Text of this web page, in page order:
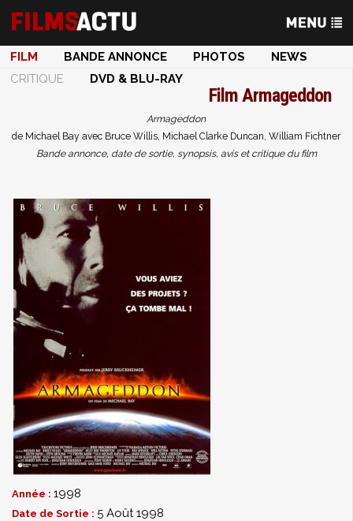
FILM BANDE ANNONCE PHOTOS
NEWS
CRITIQUE
DVD & BLU-RAY
FilmArmageddon
Armageddon
de Michael Bay avec Bruce Willis, Michael Clarke Duncan, William Fichtner
Bande annonce, date de sortie, synopsis, avis et critique du film
Année : 1998
Date de Sortie : 5 Août 1998